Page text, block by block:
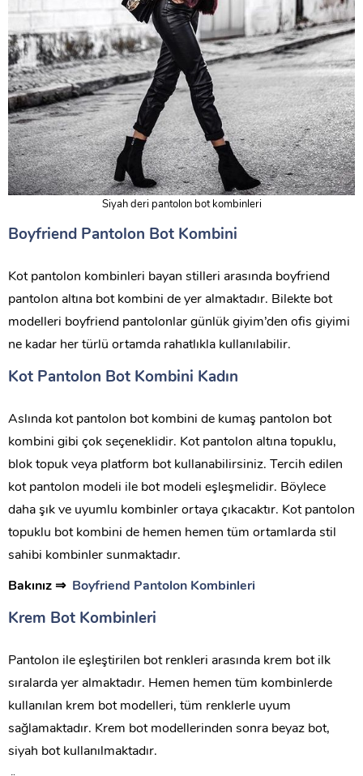
Siyah deri pantolon bot kombinleri
Boyfriend Pantolon Bot Kombini
Kot pantolon kombinleri bayan stilleri arasında boyfriend
pantolon altına bot kombini de yer almaktadır. Bilekte bot
modelleri boyfriend pantolonlar günlük giyim’den ofis giyimi
ne kadar her türlü ortamda rahatlıkla kullanılabilir.
Kot Pantolon Bot Kombini Kadın
Aslında kot pantolon bot kombini de kumaş pantolon bot
kombini gibi çok seçeneklidir. Kot pantolon altına topuklu,
blok topuk veya platform bot kullanabilirsiniz. Tercih edilen
kot pantolon modeli ile bot modeli eşleşmelidir. Böylece
daha şık ve uyumlu kombinler ortaya çıkacaktır. Kot pantolon
topuklu bot kombini de hemen hemen tüm ortamlarda stil
sahibi kombinler sunmaktadır.
Bakınız ⇒ Boyfriend Pantolon Kombinleri
Krem Bot Kombinleri
Pantolon ile eşleştirilen bot renkleri arasında krem bot ilk
sıralarda yer almaktadır. Hemen hemen tüm kombinlerde
kullanılan krem bot modelleri, tüm renklerle uyum
sağlamaktadır. Krem bot modellerinden sonra beyaz bot,
siyah bot kullanılmaktadır.